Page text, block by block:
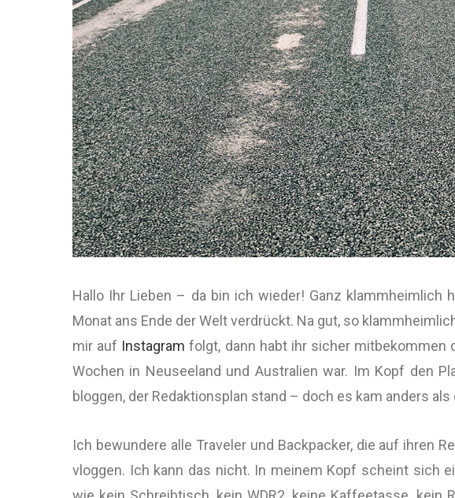
Hallo Ihr Lieben – da bin ich wieder! Ganz klammheimlich
Monat ans Ende der Welt verdrückt. Na gut, so
mir auf Instagram folgt, dann habt ihr sicher
Wochen in Neuseeland und Australien war. Im Kopf den
bloggen, der Redaktionsplan stand – doch es kam anders als
Ich bewundere alle Traveler und Backpacker, die auf ihren
vloggen. Ich kann das nicht. In meinem Kopf scheint sich